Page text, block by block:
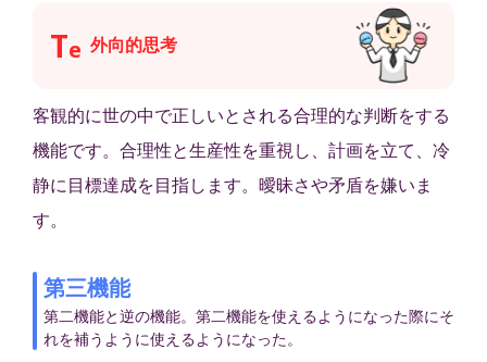
Te 外向的思考
客観的に世の中で正しいとされる合理的な判断をする
機能です。合理性と生産性を重視し、計画を立て、冷
静に目標達成を目指します。曖昧さや矛盾を嫌いま
す。
第三機能
第二機能と逆の機能。第二機能を使えるようになった際にそ
れを補うように使えるようになった。